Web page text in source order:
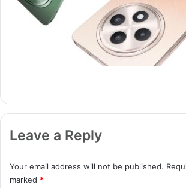
Leave a Reply
Your email address will not be published.
marked *